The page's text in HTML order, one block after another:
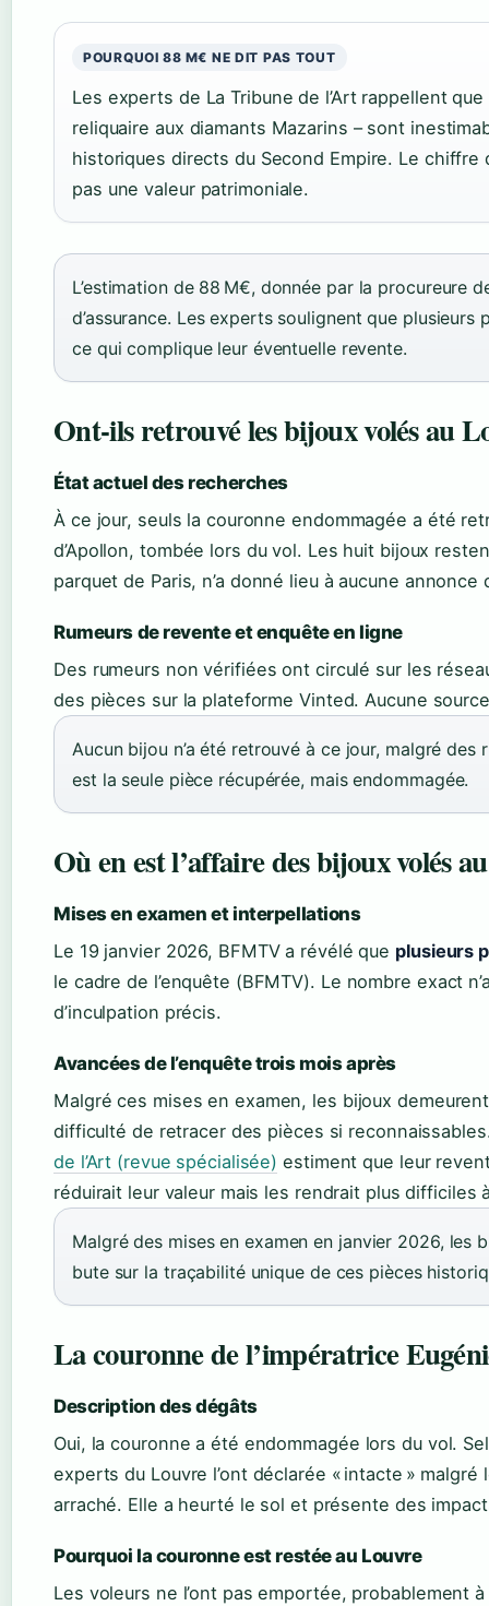
POURQUOI 88 M€ NE DIT PAS TOUT
Les experts de La Tribune de l’Art rappellent
reliquaire aux diamants Mazarins – sont
historiques directs du Second Empire. Le chiffre
pas une valeur patrimoniale.
L’estimation de 88 M€, donnée par la procureure
d’assurance. Les experts soulignent que
ce qui complique leur éventuelle revente.
Ont-ils retrouvé les bijoux volés au
État actuel des recherches
À ce jour, seuls la couronne endommagée a été
d’Apollon, tombée lors du vol. Les huit bijoux
parquet de Paris, n’a donné lieu à aucune
Rumeurs de revente et enquête en ligne
Des rumeurs non vérifiées ont circulé sur les
des pièces sur la plateforme Vinted. Aucune
Aucun bijou n’a été retrouvé à ce jour, malgré
est la seule pièce récupérée, mais endommagée.
Où en est l’affaire des bijoux volés
Mises en examen et interpellations
Le 19 janvier 2026, BFMTV a révélé que plusieurs
le cadre de l’enquête (BFMTV). Le nombre exact
d’inculpation précis.
Avancées de l’enquête trois mois après
Malgré ces mises en examen, les bijoux
difficulté de retracer des pièces si
de l’Art (revue spécialisée) estiment que leur
réduirait leur valeur mais les rendrait plus difficiles
Malgré des mises en examen en janvier 2026, les
bute sur la traçabilité unique de ces pièces
La couronne de l’impératrice
Description des dégâts
Oui, la couronne a été endommagée lors du vol.
experts du Louvre l’ont déclarée « intacte »
arraché. Elle a heurté le sol et présente des
Pourquoi la couronne est restée au Louvre
Les voleurs ne l’ont pas emportée, probablement